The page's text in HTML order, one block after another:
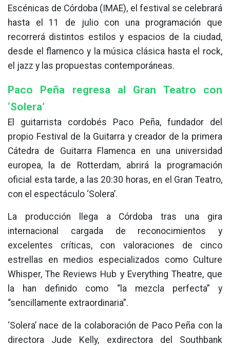
Escénicas de Córdoba (IMAE), el festival se celebrará
hasta el 11 de julio con una programación que
recorrerá distintos estilos y espacios de la ciudad,
desde el flamenco y la música clásica hasta el rock,
el jazz y las propuestas contemporáneas.
Paco Peña regresa al Gran Teatro con
‘Solera’
El guitarrista cordobés Paco Peña, fundador del
propio Festival de la Guitarra y creador de la primera
Cátedra de Guitarra Flamenca en una universidad
europea, la de Rotterdam, abrirá la programación
oficial esta tarde, a las 20:30 horas, en el Gran Teatro,
con el espectáculo ‘Solera’.
La producción llega a Córdoba tras una gira
internacional cargada de reconocimientos y
excelentes críticas, con valoraciones de cinco
estrellas en medios especializados como Culture
Whisper, The Reviews Hub y Everything Theatre, que
la han definido como “la mezcla perfecta” y
“sencillamente extraordinaria”.
‘Solera’ nace de la colaboración de Paco Peña con la
directora Jude Kelly, exdirectora del Southbank